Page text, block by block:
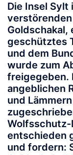
Die Insel Sylt
Goldschakal,
geschütztes
und dem
wurde zum
freigegeben.
angeblichen
und
Wolfsschutz-
entschieden
und fordern: